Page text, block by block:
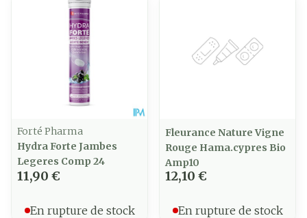
Forté Pharma
Hydra Forte Jambes
Legeres Comp 24
11,90 €
En rupture de stock
Fleurance Nature Vigne
Rouge Hama.cypres Bio
Amp10
12,10 €
En rupture de stock